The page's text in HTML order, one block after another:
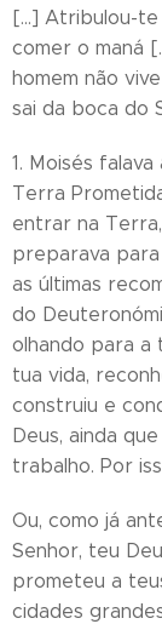
[...] Atribulou-
comer o maná
homem não
sai da boca do
1. Moisés
Terra
entrar na
preparava
as últimas
do
olhando para a
tua vida,
construiu e
Deus, ainda
trabalho. Por
Ou, como já
Senhor, teu
prometeu a
cidades